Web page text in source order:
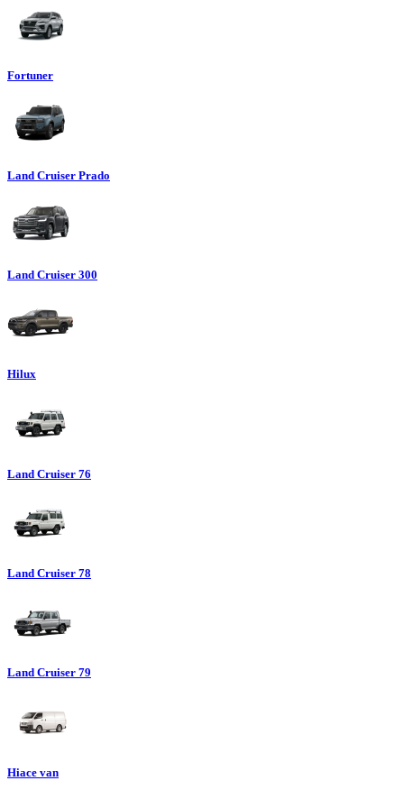
Fortuner
Land Cruiser Prado
Land Cruiser 300
Hilux
Land Cruiser 76
Land Cruiser 78
Land Cruiser 79
Hiace van